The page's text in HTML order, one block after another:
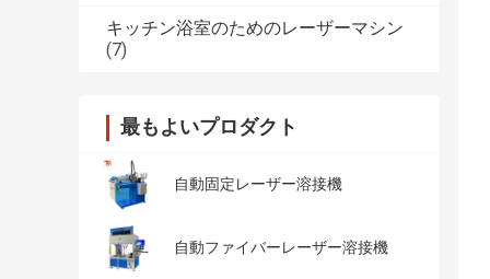
キッチン浴室のためのレーザーマシン
(7)
最もよいプロダクト
自動固定レーザー溶接機
自動ファイバーレーザー溶接機